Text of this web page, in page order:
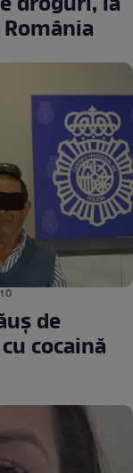
de
cocaină